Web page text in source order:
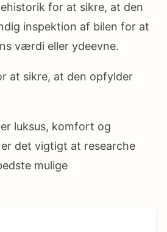
for at sikre, at den
inspektion af bilen for at
værdi eller ydeevne.
at sikre, at den opfylder
luksus, komfort og
det vigtigt at researche
mulige